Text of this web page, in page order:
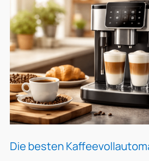
Die besten